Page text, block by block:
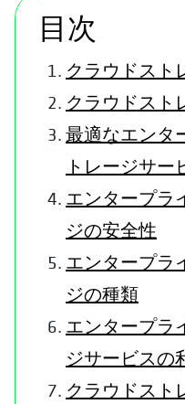
目次
クラウドスト
クラウドスト
最適なエンタ
トレージサー
エンタープラ
ジの安全性
エンタープラ
ジの種類
エンタープラ
ジサービスの
クラウドスト